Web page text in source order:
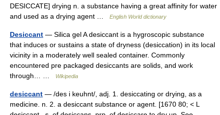
DESICCATE] drying n. a substance having a great affinity for water
and used as a drying agent …
English World dictionary
Desiccant — Silica gel A desiccant is a hygroscopic substance
that induces or sustains a state of dryness (desiccation) in its local
vicinity in a moderately well sealed container. Commonly
encountered pre packaged desiccants are solids, and work
through… …
Wikipedia
desiccant — /des i keuhnt/, adj. 1. desiccating or drying, as a
medicine. n. 2. a desiccant substance or agent. [1670 80; < L